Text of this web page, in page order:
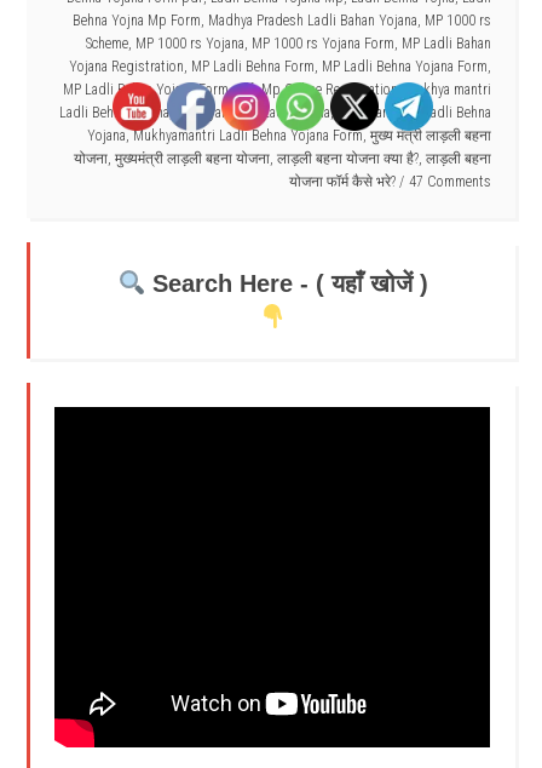
Behna Yojna Mp Form, Madhya Pradesh Ladli Bahan Yojana, MP 1000 rs
Scheme, MP 1000 rs Yojana, MP 1000 rs Yojana Form, MP Ladli Bahan
Yojana Registration, MP Ladli Behna Form, MP Ladli Behna Yojana Form,
MP Ladli Behna Yojana Form pdf,Mp Online Registration,
Mukhya mantri
Ladli Behna Yojana, Mukhyamantri Ladli Behna, Mukhyamantri Ladli Behna
Yojana,Mukhyamantri Ladli Behna Yojana Form, मुख्य मंत्री लाड़ली बहना
योजना, मुख्यमंत्री लाड़ली बहना योजना, लाड़ली बहना योजना क्या है?, लाड़ली बहना
योजना फॉर्म कैसे भरे?
47 Comments
Search Here - ( यहाँ खोजें )